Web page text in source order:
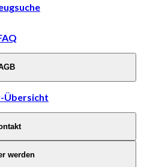
Übersicht
werden